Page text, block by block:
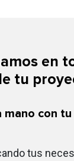
en
tu
mano con
tus